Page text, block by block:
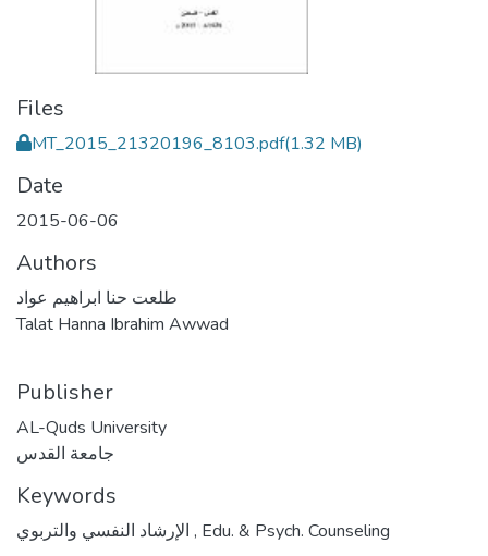
Files
MT_2015_21320196_8103.pdf(1.32 MB)
Date
2015-06-06
Authors
طلعت حنا ابراهيم عواد
Talat Hanna Ibrahim Awwad
Publisher
AL-Quds University
جامعة القدس
Keywords
, Edu. & Psych. Counseling